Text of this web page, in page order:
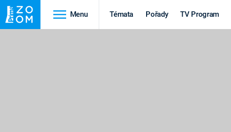
Menu Témata Pořady TV Program